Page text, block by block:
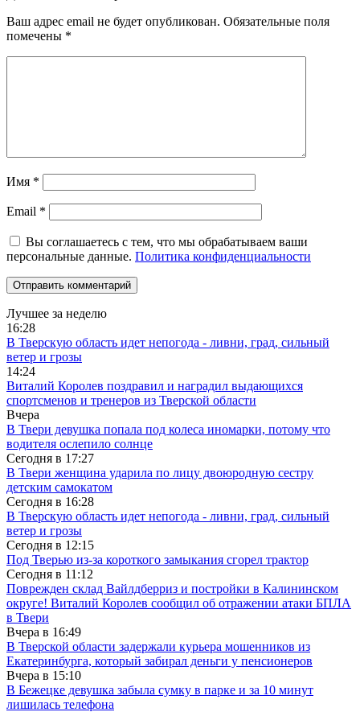
Ваш адрес email не будет опубликован. Обязательные поля
помечены *
Имя *
Email *
Вы соглашаетесь с тем, что мы обрабатываем ваши
персональные данные. Политика конфиденциальности
Лучшее за неделю
16:28
В Тверскую область идет непогода - ливни, град, сильный
ветер и грозы
14:24
Виталий Королев поздравил и наградил выдающихся
спортсменов и тренеров из Тверской области
Вчера
В Твери девушка попала под колеса иномарки, потому что
водителя ослепило солнце
Сегодня в 17:27
В Твери женщина ударила по лицу двоюродную сестру
детским самокатом
Сегодня в 16:28
В Тверскую область идет непогода - ливни, град, сильный
ветер и грозы
Сегодня в 12:15
Под Тверью из-за короткого замыкания сгорел трактор
Сегодня в 11:12
Поврежден склад Вайлдберриз и постройки в Калининском
округе! Виталий Королев сообщил об отражении атаки БПЛА
в Твери
Вчера в 16:49
В Тверской области задержали курьера мошенников из
Екатеринбурга, который забирал деньги у пенсионеров
Вчера в 15:10
В Бежецке девушка забыла сумку в парке и за 10 минут
лишилась телефона